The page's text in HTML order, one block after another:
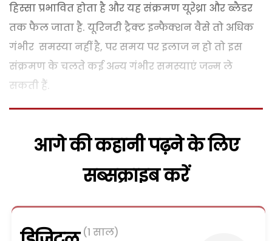
हिस्सा प्रभावित होता है और यह संक्रमण यूरेथ्रा और ब्लैडर
तक फैल जाता है. यूरिनरी ट्रैक्ट इन्फैक्शन वैसे तो अधिक
गंभीर समस्या नहीं है, पर समय पर इलाज न हो तो इस
संक्रमण के चलते कई अन्य गंभीर समस्याएं जन्म ले
सकती हैं.
आगे की कहानी पढ़ने के लिए
सब्सक्राइब करें
(1 साल)